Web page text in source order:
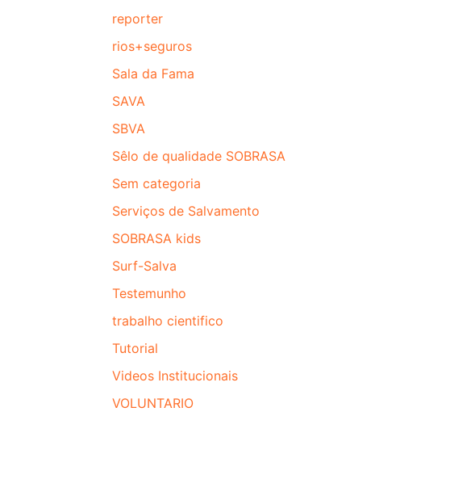
reporter
rios+seguros
Sala da Fama
SAVA
SBVA
Sêlo de qualidade SOBRASA
Sem categoria
Serviços de Salvamento
SOBRASA kids
Surf-Salva
Testemunho
trabalho cientifico
Tutorial
Videos Institucionais
VOLUNTARIO